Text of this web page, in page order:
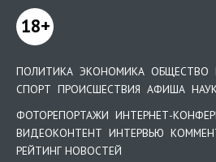
18+
ПОЛИТИКА ЭКОНОМИКА ОБЩЕСТВО
СПОРТ ПРОИСШЕСТВИЯ АФИША
ФОТОРЕПОРТАЖИ ИНТЕРНЕТ-
ВИДЕОКОНТЕНТ ИНТЕРВЬЮ
РЕЙТИНГ НОВОСТЕЙ